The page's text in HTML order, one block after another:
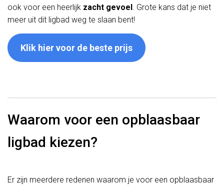
ook voor een heerlijk zacht gevoel. Grote kans dat je niet
meer uit dit ligbad weg te slaan bent!
Klik hier voor de beste prijs
Waarom voor een opblaasbaar
ligbad kiezen?
Er zijn meerdere redenen waarom je voor een opblaasbaar